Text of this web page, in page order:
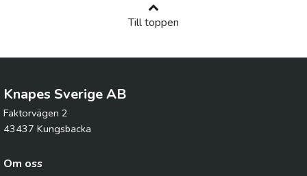
Till toppen
Knapes Sverige AB
Faktorvägen 2
43437 Kungsbacka
Om oss